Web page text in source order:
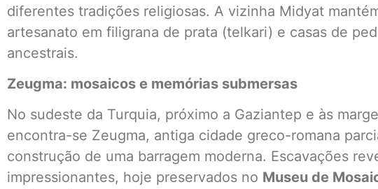
diferentes tradições religiosas. A vizinha Midyat
artesanato em filigrana de prata (telkari) e casas de
ancestrais.
Zeugma: mosaicos e memórias submersas
No sudeste da Turquia, próximo a Gaziantep e às
encontra-se Zeugma, antiga cidade greco-romana
construção de uma barragem moderna. Escavações
impressionantes, hoje preservados no Museu de